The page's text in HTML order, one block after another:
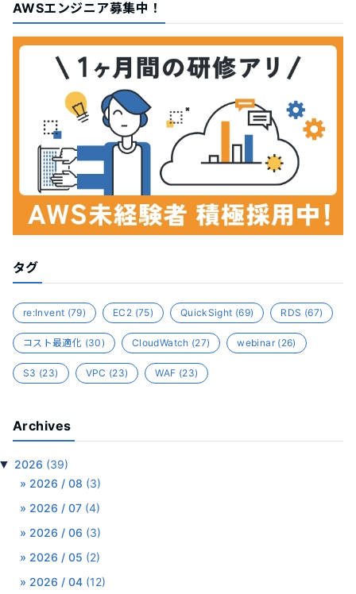
AWSエンジニア募集中！
タグ
re:Invent (79) EC2 (75) QuickSight (69) RDS (67)
コスト最適化 (30) CloudWatch (27) webinar(26)
S3 (23) VPC (23) WAF (23)
Archives
2026 (39)
2026 / 08 (3)
2026 / 07 (4)
2026 / 06 (3)
2026 / 05 (2)
2026 / 04 (12)